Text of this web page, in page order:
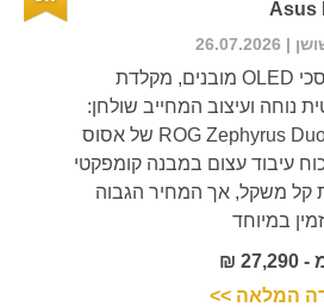
Asus
| 26.07.2026
שני מסכי OLED מובנים, מקלדת
נוחה ועיצוב המחייב שולחן:
ה-ROG Zephyrus Duo 16 של אסוס
עיבוד עצום במבנה קומפקטי
קל משקל, אך המחיר הגבוה
במיוחד
₪
המלאה >>